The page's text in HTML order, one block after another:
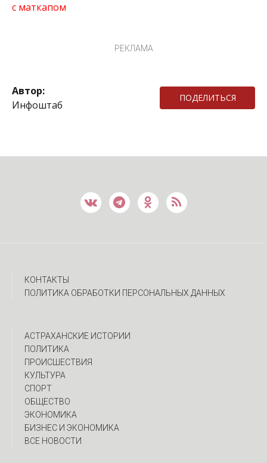
с маткапом
РЕКЛАМА
Автор:
Инфоштаб
ПОДЕЛИТЬСЯ
КОНТАКТЫ
ПОЛИТИКА ОБРАБОТКИ ПЕРСОНАЛЬНЫХ ДАННЫХ
АСТРАХАНСКИЕ ИСТОРИИ
ПОЛИТИКА
ПРОИСШЕСТВИЯ
КУЛЬТУРА
СПОРТ
ОБЩЕСТВО
ЭКОНОМИКА
БИЗНЕС И ЭКОНОМИКА
ВСЕ НОВОСТИ